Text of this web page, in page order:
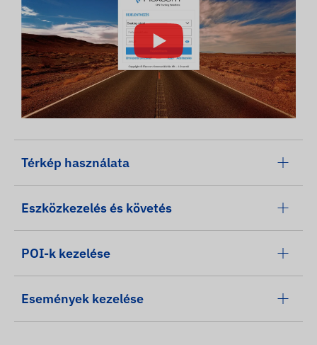
Térkép használata
Eszközkezelés és követés
POI-k kezelése
Események kezelése